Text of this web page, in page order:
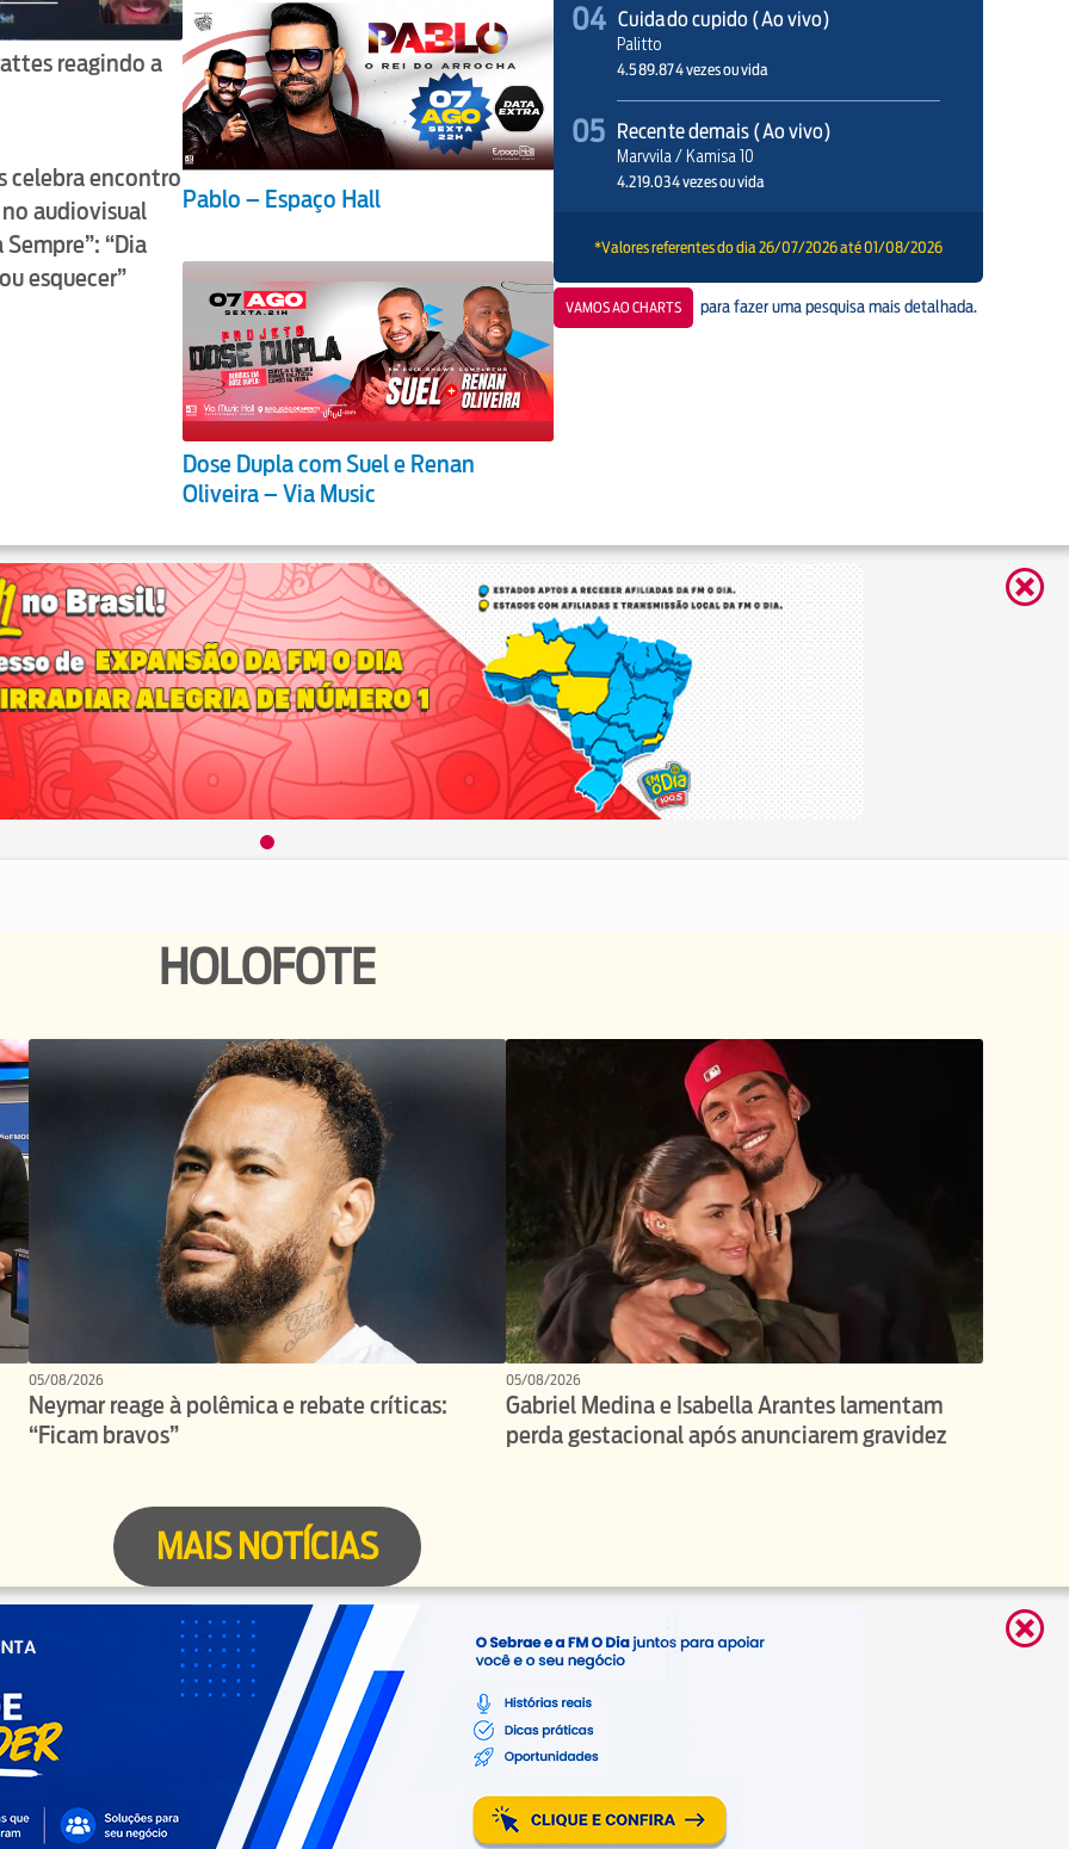
reagindo a
celebra encontro
audiovisual
Sempre”: “Dia
esquecer”
Pablo – Espaço Hall
Dose Dupla com Suel e Renan
Oliveira – Via Music
04 Cuidado cupido (Ao vivo)
Palitto
4.589.874 vezes ouvida
05 Recente demais (Ao vivo)
Marvvila / Kamisa 10
4.219.034 vezes ouvida
06 Quem é que vai cuidar de mim (Ao
Gustavo Lins
4.037.319 vezes ouvida
3.953.456 vezes ouvida
09 Ainda tem amor (Ao vivo)
Fabinho
3.857.165 vezes ouvida
10 Perdas e danos (Ao vivo)
Sorriso Maroto / Benzadeus / Ferrugem
3.710.079 vezes ouvida
*Valores referentes do dia 26/07/2026 até 01/08/2026
VAMOS AO CHARTS para fazer uma pesquisa mais detalhada.
HOLOFOTE
05/08/2026
Neymar reage à polêmica e rebate críticas:
“Ficam bravos”
05/08/2026
Gabriel Medina e Isabella Arantes lamentam
perda gestacional após anunciarem gravidez
MAIS NOTÍCIAS